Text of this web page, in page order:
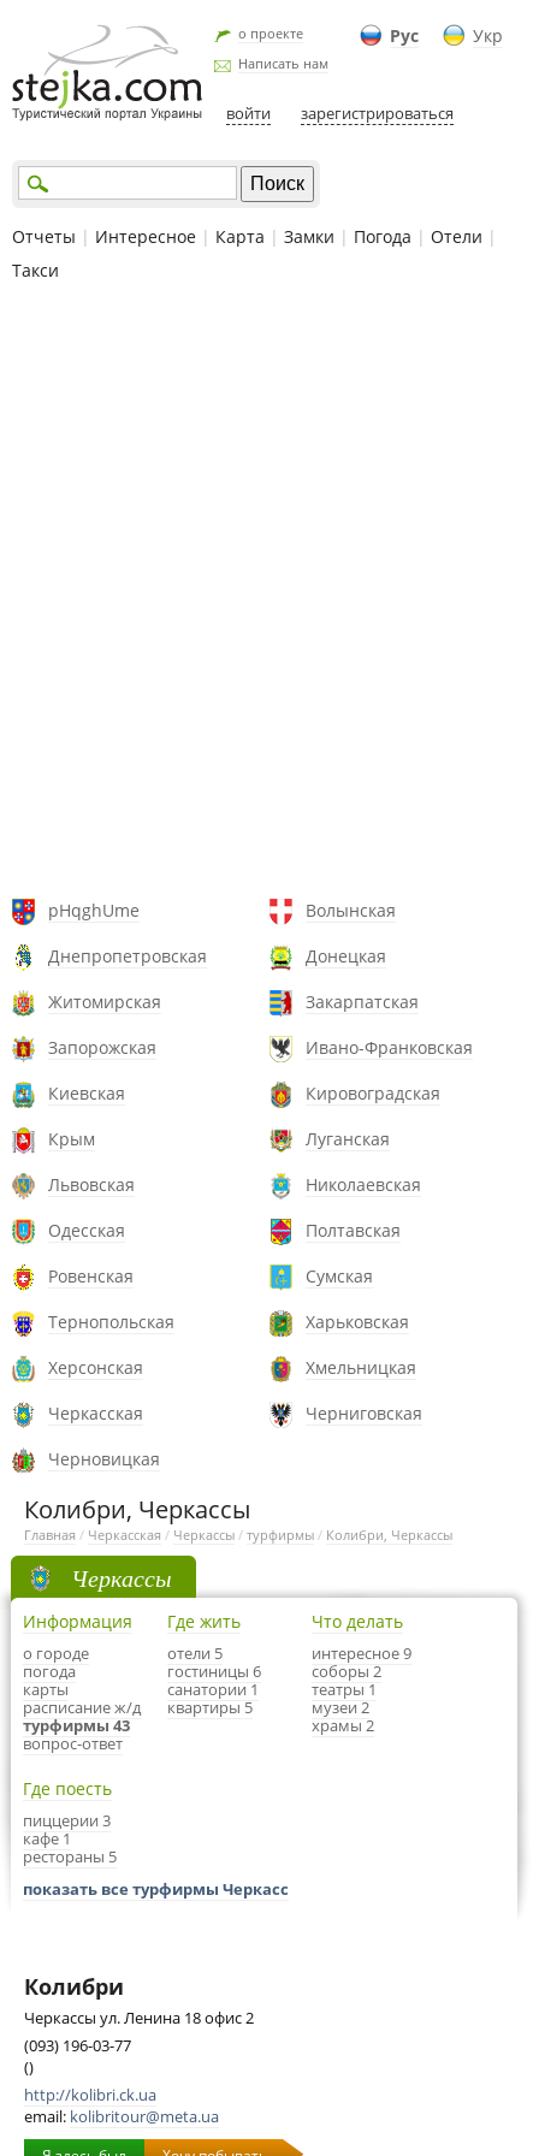
Рус Укр
о проекте
Написать нам
войти зарегистрироваться
Отчеты | Интересное | Карта | Замки | Погода | Отели |
Такси
pHqghUme
Волынская
Днепропетровская
Донецкая
Житомирская
Закарпатская
Запорожская
Ивано-Франковская
Киевская
Кировоградская
Крым
Луганская
Львовская
Николаевская
Одесская
Полтавская
Ровенская
Сумская
Тернопольская
Харьковская
Херсонская
Хмельницкая
Черкасская
Черниговская
Черновицкая
Колибри, Черкассы
Главная / Черкасская / Черкассы / турфирмы / Колибри, Черкассы
Черкассы
Информация
о городе
погода
карты
расписание ж/д
турфирмы 43
вопрос-ответ
Где жить
отели 5
гостиницы 6
санатории 1
квартиры 5
Что делать
интересное 9
соборы 2
театры 1
музеи 2
храмы 2
Где поесть
пиццерии 3
кафе 1
рестораны 5
показать все турфирмы Черкасс
Колибри
Черкассы ул. Ленина 18 офис 2
(093) 196-03-77
()
http://kolibri.ck.ua
email: kolibritour@meta.ua